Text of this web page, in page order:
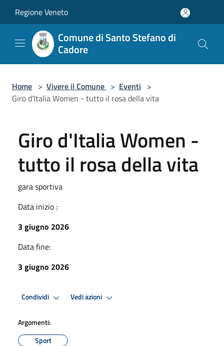
Regione Veneto
Comune di Santo Stefano di
Cadore
Home > Vivere il Comune > Eventi >
Giro d'Italia Women - tutto il rosa della vita
Giro d'Italia Women -
tutto il rosa della vita
gara sportiva
Data inizio :
3 giugno 2026
Data fine:
3 giugno 2026
Condividi Vedi azioni
Argomenti:
Sport